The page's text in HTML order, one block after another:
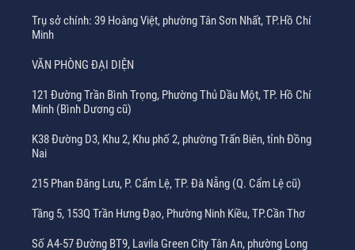
Trụ sở chính: 39 Hoàng Việt, phường Tân Sơn Nhất, TP.Hồ Chí
Minh
VĂN PHÒNG ĐẠI DIỆN
121 Đường Trần Bình Trọng, Phường Thủ Dầu Một, TP. Hồ Chí
Minh (Bình Dương cũ)
K38 Đường D3, Khu 2, Khu phố 2, phường Trấn Biên, tỉnh Đồng
Nai
215 Phan Đăng Lưu, P. Cẩm Lệ, TP. Đà Nẵng (Q. Cẩm Lệ cũ)
Tầng 5, 153Q Trần Hưng Đạo, Phường Ninh Kiều, TP.Cần Thơ
Số A4-57 Đường BT9, Lavila Green City Tân An, phường Long